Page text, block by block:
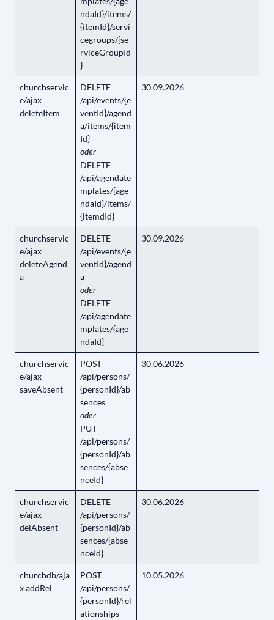
ndaId}/items/
{itemId}/servi
cegroups/{se
rviceGroupId
}
churchservic
e/ajax
deleteItem
DELETE
/api/events/{e
ventId}/agend
a/items/{item
Id}
oder
DELETE
/api/agendate
mplates/{age
ndaId}/items/
{itemdId}
30.09.2026
churchservic
e/ajax
deleteAgend
a
DELETE
/api/events/{e
ventId}/agend
a
oder
DELETE
/api/agendate
mplates/{age
ndaId}
30.09.2026
churchservic
e/ajax
saveAbsent
POST
/api/persons/
{personId}/ab
sences
oder
PUT
/api/persons/
{personId}/ab
sences/{abse
nceId}
30.06.2026
churchservic
e/ajax
delAbsent
DELETE
/api/persons/
{personId}/ab
sences/{abse
nceId}
30.06.2026
churchdb/aja
x addRel
POST
/api/persons/
{personId}/rel
ationships
10.05.2026